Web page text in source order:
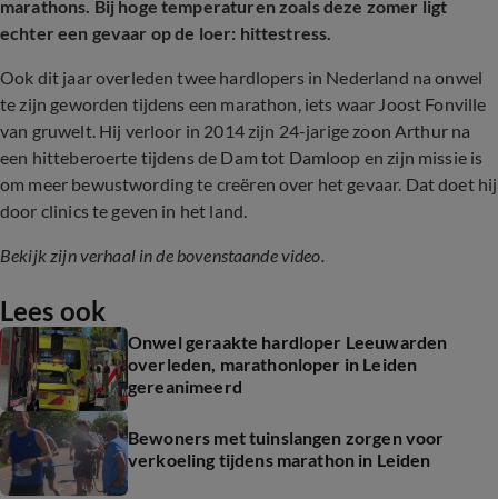
marathons. Bij hoge temperaturen zoals deze zomer ligt
echter een gevaar op de loer: hittestress.
Ook dit jaar overleden twee hardlopers in Nederland na onwel
te zijn geworden tijdens een marathon, iets waar Joost Fonville
van gruwelt. Hij verloor in 2014 zijn 24-jarige zoon Arthur na
een hitteberoerte tijdens de Dam tot Damloop en zijn missie is
om meer bewustwording te creëren over het gevaar. Dat doet hij
door clinics te geven in het land.
Bekijk zijn verhaal in de bovenstaande video.
Lees ook
Onwel geraakte hardloper Leeuwarden
overleden, marathonloper in Leiden
gereanimeerd
Bewoners met tuinslangen zorgen voor
verkoeling tijdens marathon in Leiden